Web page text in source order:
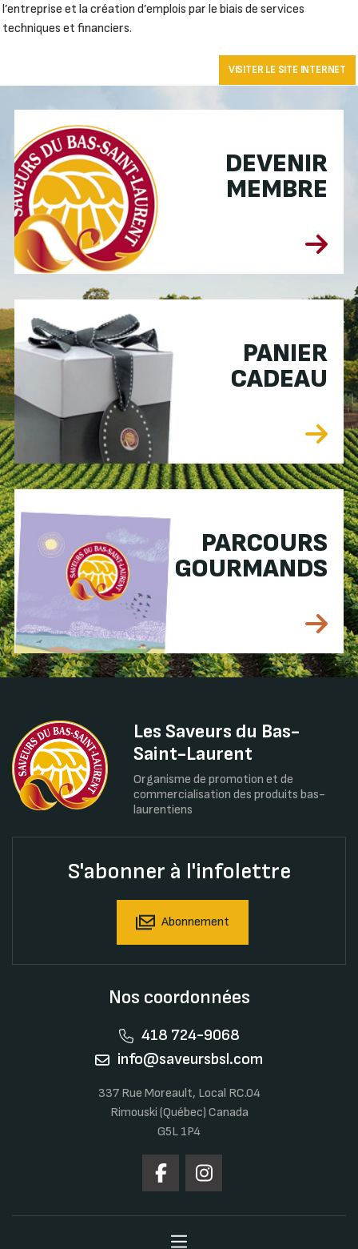
l’entreprise et la création d’emplois par le biais de services
techniques et financiers.
VISITER LE SITE INTERNET
DEVENIR
MEMBRE
PANIER
CADEAU
PARCOURS
GOURMANDS
Les Saveurs du Bas-
Saint-Laurent
Organisme de promotion et de
commercialisation des produits bas-
laurentiens
S'abonner à l'infolettre
Abonnement
Nos coordonnées
418 724-9068
info@saveursbsl.com
337 Rue Moreault, Local RC.04
Rimouski (Québec) Canada
G5L 1P4